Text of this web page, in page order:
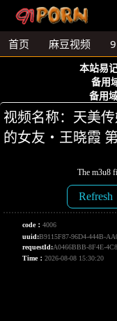
首页 麻豆视频
本站易
备用
备用
视频名称：天美
的女友・王晓霞